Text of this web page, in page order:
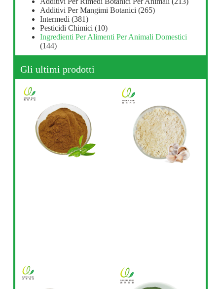
Additivi Per Mangimi Botanici (265)
Intermedi (381)
Pesticidi Chimici (10)
Ingredienti Per Alimenti Per Animali Domestici
(144)
Gli ultimi prodotti